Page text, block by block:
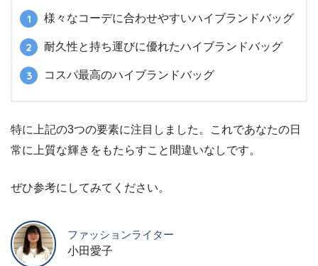
様々なコーデに合わせやすいハイブランドバッグ
耐久性と持ち運びに優れたハイブランドバッグ
コスパ最高のハイブランドバッグ
特に上記の3つの要素に注目しました。これであなたの日
常に上質な輝きをもたらすこと間違いなしです。
ぜひ参考にしてみてください。
ファッションライター
小田愛子